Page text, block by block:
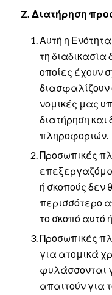
Z. Διατήρηση
Αυτή η Ενότητα
τη διαδικασία
οποίες έχουν
διασφαλίζουν
νομικές μας
διατήρηση
πληροφοριών.
Προσωπικές
ή σκοπούς δεν
περισσότερο
το σκοπό αυτό
Προσωπικές
για ατομικά
φυλάσσονται
απαιτούν για